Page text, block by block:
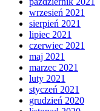
wrzesień 2021
sierpień 2021
lipiec 2021
czerwiec 2021
maj 2021
marzec 2021
luty 2021
styczeń 2021
grudzień 2020